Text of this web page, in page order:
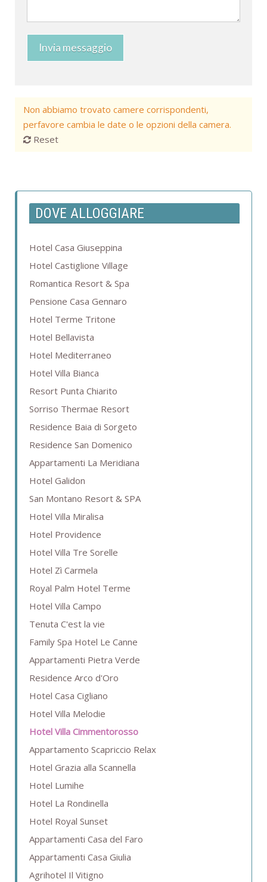
Invia messaggio
Non abbiamo trovato camere corrispondenti,
perfavore cambia le date o le opzioni della camera.
Reset
DOVE ALLOGGIARE
Hotel Casa Giuseppina
Hotel Castiglione Village
Romantica Resort & Spa
Pensione Casa Gennaro
Hotel Terme Tritone
Hotel Bellavista
Hotel Mediterraneo
Hotel Villa Bianca
Resort Punta Chiarito
Sorriso Thermae Resort
Residence Baia di Sorgeto
Residence San Domenico
Appartamenti La Meridiana
Hotel Galidon
San Montano Resort & SPA
Hotel Villa Miralisa
Hotel Providence
Hotel Villa Tre Sorelle
Hotel Zì Carmela
Royal Palm Hotel Terme
Hotel Villa Campo
Tenuta C'est la vie
Family Spa Hotel Le Canne
Appartamenti Pietra Verde
Residence Arco d'Oro
Hotel Casa Cigliano
Hotel Villa Melodie
Hotel Villa Cimmentorosso
Appartamento Scapriccio Relax
Hotel Grazia alla Scannella
Hotel Lumihe
Hotel La Rondinella
Hotel Royal Sunset
Appartamenti Casa del Faro
Appartamenti Casa Giulia
Agrihotel Il Vitigno